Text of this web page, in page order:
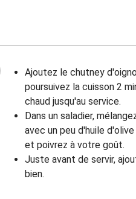
Ajoutez le chutney
poursuivez la cuisson 2
chaud jusqu'au service.
Dans un saladier,
avec un peu d'huile
et poivrez à votre goût.
Juste avant de servir,
bien.